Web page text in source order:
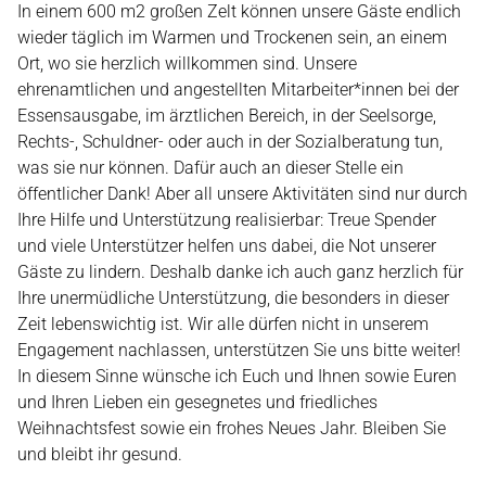
In einem 600 m2 großen Zelt können unsere Gäste endlich
wieder täglich im Warmen und Trockenen sein, an einem
Ort, wo sie herzlich willkommen sind. Unsere
ehrenamtlichen und angestellten Mitarbeiter*innen bei der
Essensausgabe, im ärztlichen Bereich, in der Seelsorge,
Rechts-, Schuldner- oder auch in der Sozialberatung tun,
was sie nur können. Dafür auch an dieser Stelle ein
öffentlicher Dank! Aber all unsere Aktivitäten sind nur durch
Ihre Hilfe und Unterstützung realisierbar: Treue Spender
und viele Unterstützer helfen uns dabei, die Not unserer
Gäste zu lindern. Deshalb danke ich auch ganz herzlich für
Ihre unermüdliche Unterstützung, die besonders in dieser
Zeit lebenswichtig ist. Wir alle dürfen nicht in unserem
Engagement nachlassen, unterstützen Sie uns bitte weiter!
In diesem Sinne wünsche ich Euch und Ihnen sowie Euren
und Ihren Lieben ein gesegnetes und friedliches
Weihnachtsfest sowie ein frohes Neues Jahr. Bleiben Sie
und bleibt ihr gesund.